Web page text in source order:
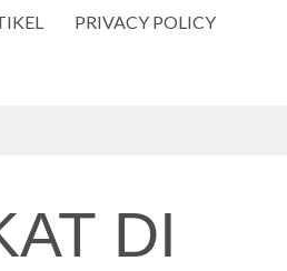
PRIVACY POLICY
DI